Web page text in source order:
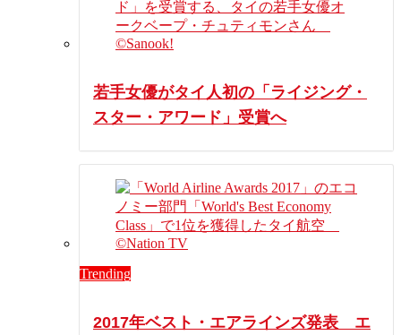
若手女優がタイ人初の「ライジング・
スター・アワード」受賞へ
Trending
2017年ベスト・エアラインズ発表 エ